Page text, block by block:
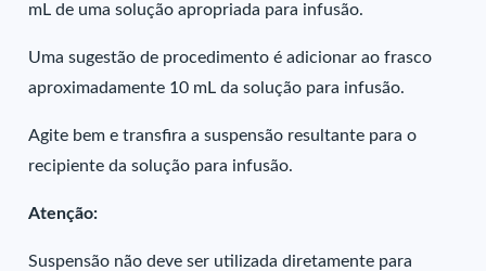
mL de uma solução apropriada para infusão.
Uma sugestão de procedimento é adicionar ao frasco
aproximadamente 10 mL da solução para infusão.
Agite bem e transfira a suspensão resultante para o
recipiente da solução para infusão.
Atenção:
Suspensão não deve ser utilizada diretamente para